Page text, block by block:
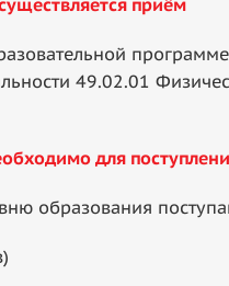
49.02.01
для
образования